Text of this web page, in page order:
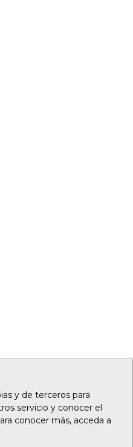
y de terceros para
servicio y conocer el
conocer más, acceda a